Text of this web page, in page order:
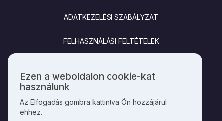
ADATKEZELÉSI SZABÁLYZAT
FELHASZNÁLÁSI FELTÉTELEK
Személyes
adatok
és
cookie-
Ezen a weboldalon cookie-kat
használunk
Az Elfogadás gombra kattintva Ön hozzájárul
ehhez.